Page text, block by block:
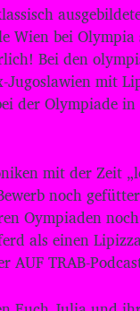
Wien bei
Bei den
Jugoslawien mit
der Olympiade
mit der Zeit
noch
Oympiaden
als einen
AUF TRAB-